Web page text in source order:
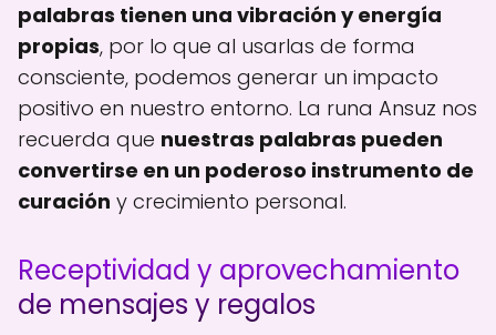
palabras tienen una vibración y energía
propias, por lo que al usarlas de forma
consciente, podemos generar un impacto
positivo en nuestro entorno. La runa Ansuz nos
recuerda que nuestras palabras pueden
convertirse en un poderoso instrumento de
curación y crecimiento personal.
Receptividad y aprovechamiento
de mensajes y regalos